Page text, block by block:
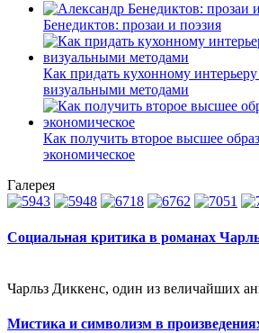
Бенедиктов: прозаи и поэзия
Как придать кухонному
визуальными методами
Как получить второе высшее
экономическое
Галерея
Социальная критика в романах
Чарльз Диккенс, один из величайших
Мистика и символизм в